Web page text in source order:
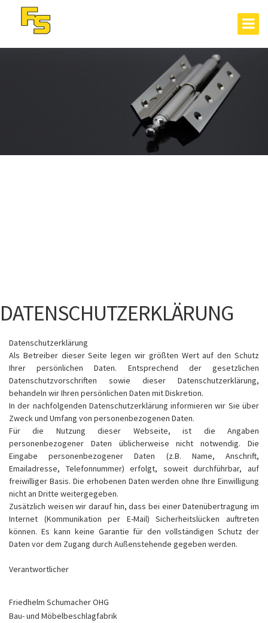
DATENSCHUTZERKLÄRUNG
Datenschutzerklärung
Als Betreiber dieser Seite legen wir größten Wert auf den Schutz
Ihrer persönlichen Daten. Entsprechend der gesetzlichen
Datenschutzvorschriften sowie dieser Datenschutzerklärung,
behandeln wir Ihren persönlichen Daten mit Diskretion.
In der nachfolgenden Datenschutzerklärung informieren wir Sie über
Zweck und Umfang von personenbezogenen Daten.
Für die Nutzung dieser Webseite, ist die Angaben
personenbezogener Daten üblicherweise nicht notwendig. Die
Eingabe personenbezogener Daten (z.B. Name, Anschrift,
Emailadresse, Telefonnummer) erfolgt, soweit durchführbar, auf
freiwilliger Basis. Die erhobenen Daten werden ohne Ihre Einwilligung
nicht an Dritte weitergegeben.
Zusätzlich weisen wir darauf hin, dass bei einer Datenübertragung im
Internet (Kommunikation per E-Mail) Sicherheitslücken auftreten
können. Es kann keine Garantie für den vollständigen Schutz der
Daten vor dem Zugang durch Außenstehende gegeben werden.
Verantwortlicher
Friedhelm Schumacher OHG
Bau- und Möbelbeschlagfabrik